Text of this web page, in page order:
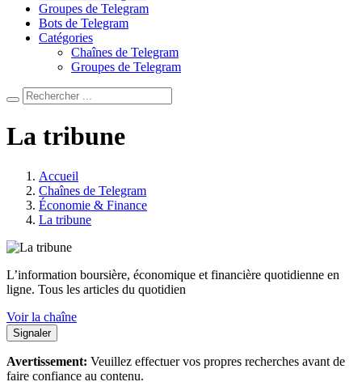
Groupes de Telegram
Bots de Telegram
Catégories
Chaînes de Telegram
Groupes de Telegram
La tribune
Accueil
Chaînes de Telegram
Économie & Finance
La tribune
L’information boursière, économique et financière quotidienne en
ligne. Tous les articles du quotidien
Voir la chaîne
Signaler
Avertissement: Veuillez effectuer vos propres recherches avant de
faire confiance au contenu.